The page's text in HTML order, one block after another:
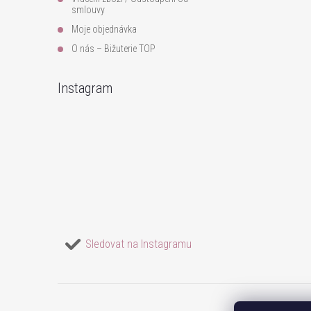
smlouvy
Moje objednávka
O nás – Bižuterie TOP
Instagram
Sledovat na Instagramu